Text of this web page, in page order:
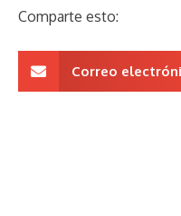
Comparte esto:
Correo